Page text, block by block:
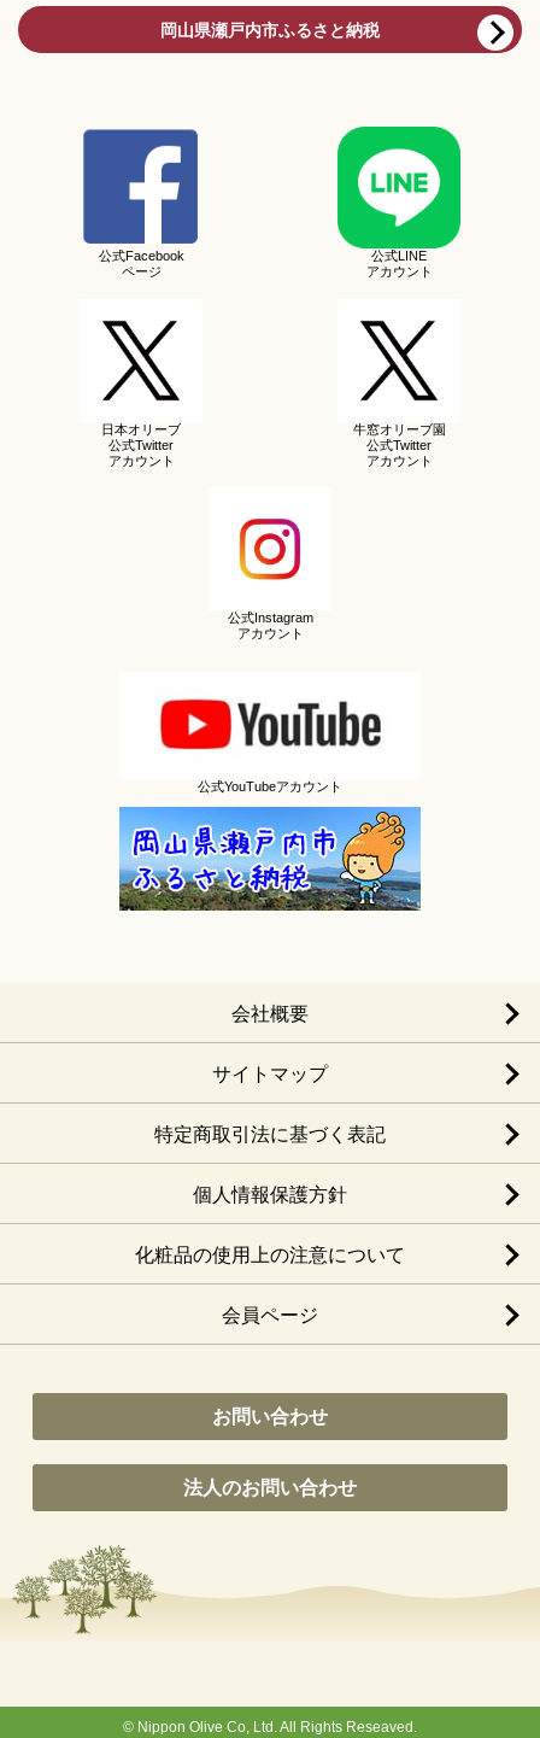
岡山県瀬戸内市ふるさと納税
公式Facebook
ページ
公式LINE
アカウント
日本オリーブ
公式Twitter
アカウント
牛窓オリーブ園
公式Twitter
アカウント
公式Instagram
アカウント
公式YouTubeアカウント
会社概要
サイトマップ
特定商取引法に基づく表記
個人情報保護方針
化粧品の使用上の注意について
会員ページ
お問い合わせ
法人のお問い合わせ
© Nippon Olive Co, Ltd. All Rights Reseaved.